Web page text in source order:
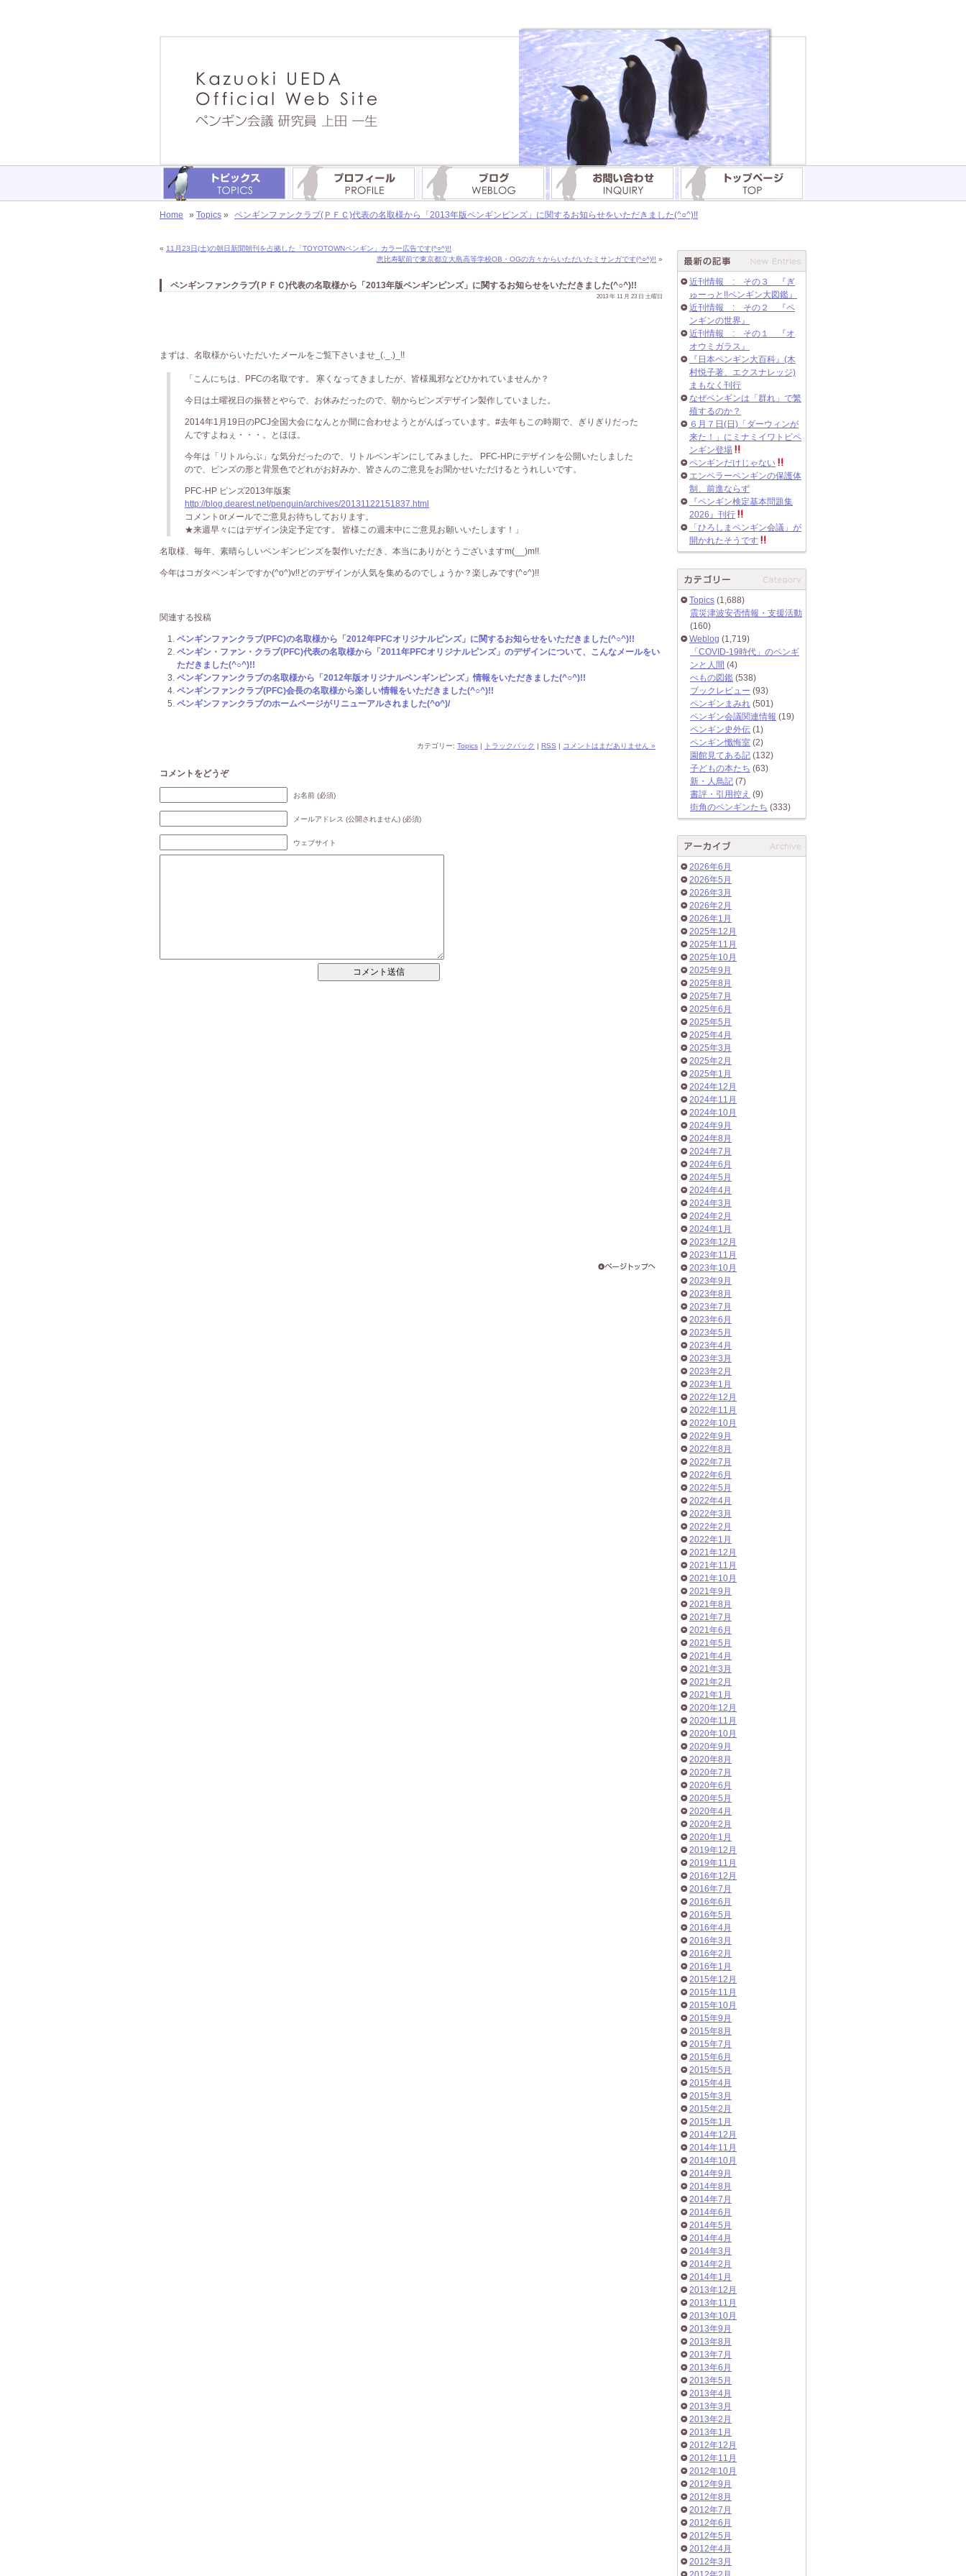
Home » Topics » ペンギンファンクラブ(ＰＦＣ)代表の名取様から「2013年版ペンギンピンズ」に関するお知らせをいただきました(^○^)!!
« 11月23日(土)の朝日新聞朝刊を占拠した「TOYOTOWNペンギン」カラー広告です(^○^)!!
恵比寿駅前で東京都立大島高等学校OB・OGの方々からいただいたミサンガです(^○^)!! »
ペンギンファンクラブ(ＰＦＣ)代表の名取様から「2013年版ペンギンピンズ」に関するお知らせをいただきました(^○^)!!
2013 年 11 月 23 日 土曜日
まずは、名取様からいただいたメールをご覧下さいませ_(._.)_!!
「こんにちは、PFCの名取です。 寒くなってきましたが、皆様風邪などひかれていませんか？
今日は土曜祝日の振替とやらで、お休みだったので、朝からピンズデザイン製作していました。
2014年1月19日のPCJ全国大会になんとか間に合わせようとがんばっています。#去年もこの時期で、ぎりぎりだった
んですよねぇ・・・。とほほ。
今年は「リトルらぶ」な気分だったので、リトルペンギンにしてみました。 PFC-HPにデザインを公開いたしました
ので、ピンズの形と背景色でどれがお好みか、皆さんのご意見をお聞かせいただけるとうれしいです。
PFC-HP ピンズ2013年版案
http://blog.dearest.net/penguin/archives/20131122151837.html
コメントorメールでご意見お待ちしております。
★来週早々にはデザイン決定予定です。 皆様この週末中にご意見お願いいたします！」
名取様、毎年、素晴らしいペンギンピンズを製作いただき、本当にありがとうございますm(__)m!!
今年はコガタペンギンですか(^o^)v!!どのデザインが人気を集めるのでしょうか？楽しみです(^○^)!!
関連する投稿
ペンギンファンクラブ(PFC)の名取様から「2012年PFCオリジナルピンズ」に関するお知らせをいただきました(^○^)!!
ペンギン・ファン・クラブ(PFC)代表の名取様から「2011年PFCオリジナルピンズ」のデザインについて、こんなメールをい
ただきました(^○^)!!
ペンギンファンクラブの名取様から「2012年版オリジナルペンギンピンズ」情報をいただきました(^○^)!!
ペンギンファンクラブ(PFC)会長の名取様から楽しい情報をいただきました(^○^)!!
ペンギンファンクラブのホームページがリニューアルされました(^o^)/
カテゴリー: Topics | トラックバック | RSS | コメントはまだありません »
コメントをどうぞ
お名前 (必須)
メールアドレス (公開されません) (必須)
ウェブサイト
近刊情報 : その３ 『ぎ
ゅーっと!!ペンギン大図鑑』
近刊情報 : その２ 『ペ
ンギンの世界』
近刊情報 : その１ 『オ
オウミガラス』
『日本ペンギン大百科』(木
村悦子著、エクスナレッジ)
まもなく刊行
なぜペンギンは「群れ」で繁
殖するのか？
６月７日(日)「ダーウィンが
来た！」にミナミイワトビペ
ンギン登場
ペンギンだけじゃない
エンペラーペンギンの保護体
制、前進ならず
『ペンギン検定基本問題集
2026』刊行
「ひろしまペンギン会議」が
開かれたそうです
Topics (1,688)
震災津波安否情報・支援活動
(160)
Weblog (1,719)
「COVID-19時代」のペンギ
ンと人間 (4)
ぺもの図鑑 (538)
ブックレビュー (93)
ペンギンまみれ (501)
ペンギン会議関連情報 (19)
ペンギン史外伝 (1)
ペンギン懺悔室 (2)
園館見てある記 (132)
子どもの本たち (63)
新・人鳥記 (7)
書評・引用控え (9)
街角のペンギンたち (333)
2026年6月
2026年5月
2026年3月
2026年2月
2026年1月
2025年12月
2025年11月
2025年10月
2025年9月
2025年8月
2025年7月
2025年6月
2025年5月
2025年4月
2025年3月
2025年2月
2025年1月
2024年12月
2024年11月
2024年10月
2024年9月
2024年8月
2024年7月
2024年6月
2024年5月
2024年4月
2024年3月
2024年2月
2024年1月
2023年12月
2023年11月
2023年10月
2023年9月
2023年8月
2023年7月
2023年6月
2023年5月
2023年4月
2023年3月
2023年2月
2023年1月
2022年12月
2022年11月
2022年10月
2022年9月
2022年8月
2022年7月
2022年6月
2022年5月
2022年4月
2022年3月
2022年2月
2022年1月
2021年12月
2021年11月
2021年10月
2021年9月
2021年8月
2021年7月
2021年6月
2021年5月
2021年4月
2021年3月
2021年2月
2021年1月
2020年12月
2020年11月
2020年10月
2020年9月
2020年8月
2020年7月
2020年6月
2020年5月
2020年4月
2020年2月
2020年1月
2019年12月
2019年11月
2016年12月
2016年7月
2016年6月
2016年5月
2016年4月
2016年3月
2016年2月
2016年1月
2015年12月
2015年11月
2015年10月
2015年9月
2015年8月
2015年7月
2015年6月
2015年5月
2015年4月
2015年3月
2015年2月
2015年1月
2014年12月
2014年11月
2014年10月
2014年9月
2014年8月
2014年7月
2014年6月
2014年5月
2014年4月
2014年3月
2014年2月
2014年1月
2013年12月
2013年11月
2013年10月
2013年9月
2013年8月
2013年7月
2013年6月
2013年5月
2013年4月
2013年3月
2013年2月
2013年1月
2012年12月
2012年11月
2012年10月
2012年9月
2012年8月
2012年7月
2012年6月
2012年5月
2012年4月
2012年3月